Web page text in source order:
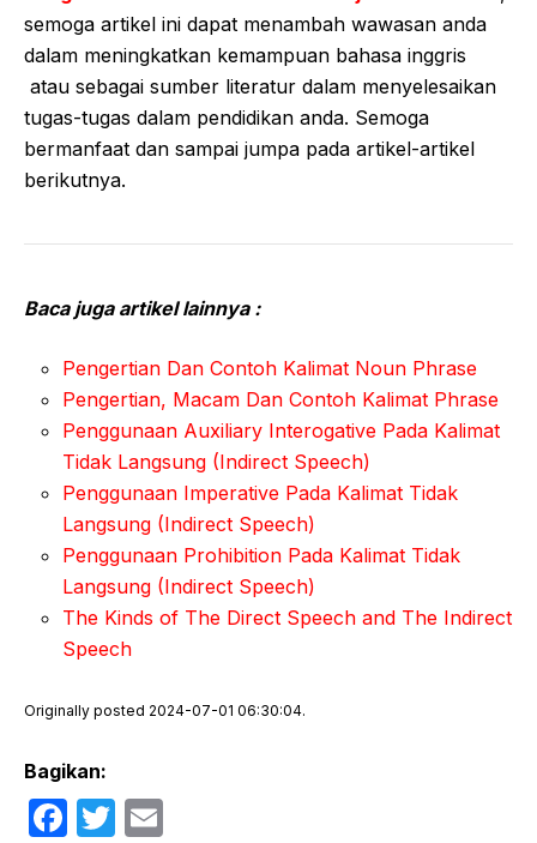
semoga artikel ini dapat menambah wawasan anda
dalam meningkatkan kemampuan bahasa inggris
atau sebagai sumber literatur dalam menyelesaikan
tugas-tugas dalam pendidikan anda. Semoga
bermanfaat dan sampai jumpa pada artikel-artikel
berikutnya.
Baca juga artikel lainnya :
Pengertian Dan Contoh Kalimat Noun Phrase
Pengertian, Macam Dan Contoh Kalimat Phrase
Penggunaan Auxiliary Interogative Pada Kalimat
Tidak Langsung (Indirect Speech)
Penggunaan Imperative Pada Kalimat Tidak
Langsung (Indirect Speech)
Penggunaan Prohibition Pada Kalimat Tidak
Langsung (Indirect Speech)
The Kinds of The Direct Speech and The Indirect
Speech
Originally posted 2024-07-01 06:30:04.
Bagikan:
F
T